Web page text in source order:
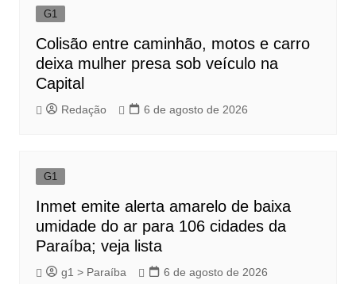
G1
Colisão entre caminhão, motos e carro
deixa mulher presa sob veículo na
Capital
Redação 6 de agosto de 2026
G1
Inmet emite alerta amarelo de baixa
umidade do ar para 106 cidades da
Paraíba; veja lista
g1 > Paraíba 6 de agosto de 2026